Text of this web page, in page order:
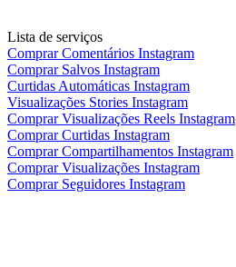
Lista de serviços
Comprar Comentários Instagram
Comprar Salvos Instagram
Curtidas Automáticas Instagram
Visualizações Stories Instagram
Comprar Visualizações Reels Instagram
Comprar Curtidas Instagram
Comprar Compartilhamentos Instagram
Comprar Visualizações Instagram
Comprar Seguidores Instagram